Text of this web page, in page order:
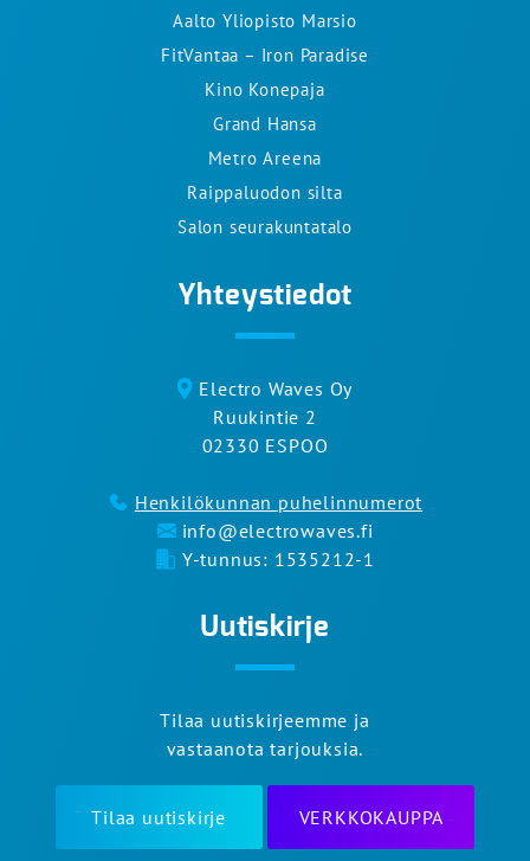
Aalto Yliopisto Marsio
FitVantaa – Iron Paradise
Kino Konepaja
Grand Hansa
Metro Areena
Raippaluodon silta
Salon seurakuntatalo
Yhteystiedot
Electro Waves Oy
Ruukintie 2
02330 ESPOO
Henkilökunnan puhelinnumerot
info@electrowaves.fi
Y-tunnus: 1535212-1
Uutiskirje
Tilaa uutiskirjeemme ja
vastaanota tarjouksia.
Tilaa uutiskirje VERKKOKAUPPA